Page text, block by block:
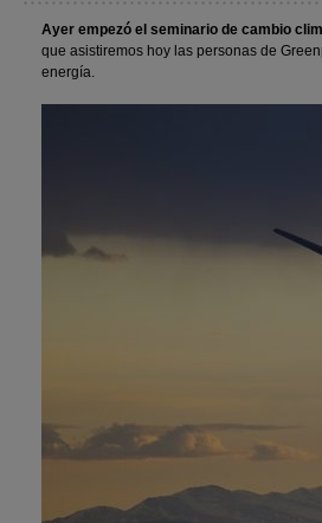
Ayer empezó el seminario de cambio
que asistiremos hoy las personas de
energía.